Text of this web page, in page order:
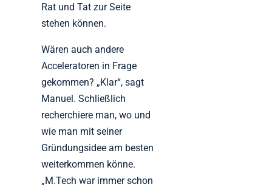
Rat und Tat zur Seite
stehen können.
Wären auch andere
Acceleratoren in Frage
gekommen? „Klar“, sagt
Manuel. Schließlich
recherchiere man, wo und
wie man mit seiner
Gründungsidee am besten
weiterkommen könne.
„M.Tech war immer schon